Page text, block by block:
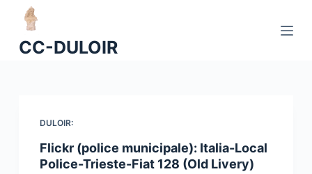
CC-DULOIR
DULOIR:
Flickr (police municipale): Italia-Local
Police-Trieste-Fiat 128 (Old Livery)